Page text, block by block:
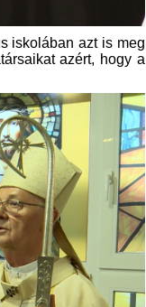
iskolában azt is meg
azért, hogy a